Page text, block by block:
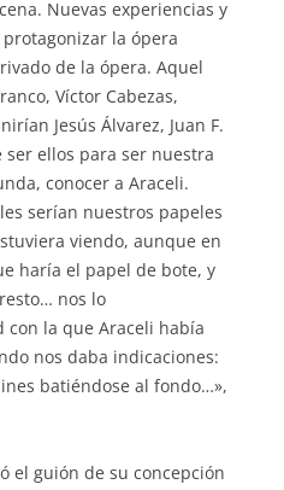
Nuevas experiencias y
la ópera
de la ópera. Aquel
Víctor Cabezas,
Jesús Álvarez, Juan F.
ellos para ser nuestra
conocer a Araceli.
serían nuestros papeles
viendo, aunque en
haría el papel de bote, y
nos lo
la que Araceli había
nos daba indicaciones:
batiéndose al fondo…»,
el guión de su concepción